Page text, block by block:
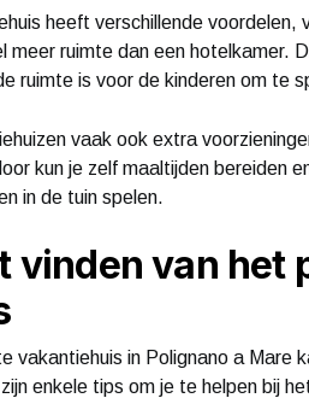
heeft verschillende
meer ruimte dan een hotelkamer.
ruimte is voor de kinderen om te
vaak ook extra
kun je zelf maaltijden bereiden
in de tuin spelen.
vinden van het
vakantiehuis in Polignano a Mare
enkele tips om je te helpen bij